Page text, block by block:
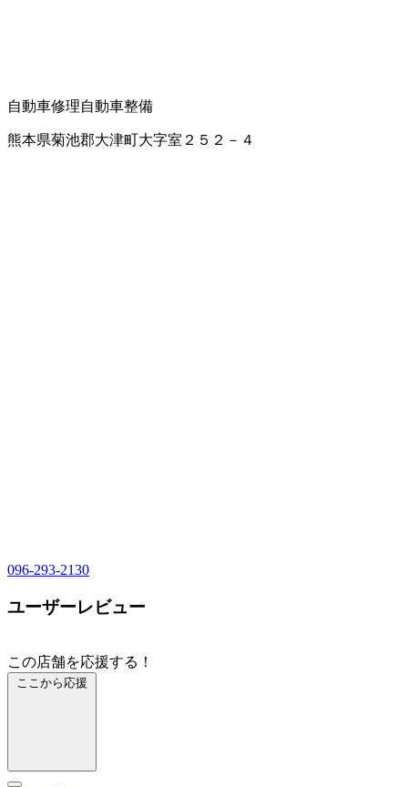
自動車修理自動車整備
熊本県菊池郡大津町大字室２５２－４
096-293-2130
ユーザーレビュー
この店舗を応援する！
ここから応援